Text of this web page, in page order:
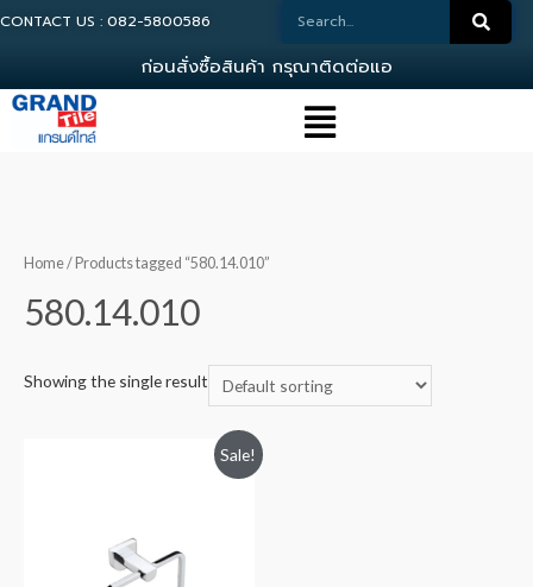
CONTACT US : 082-5800586
อนสงซอสนคา ก รณาตดตอแอด
Home/ Products tagged “580.14.010”
580.14.010
Showing the single result
Sale!